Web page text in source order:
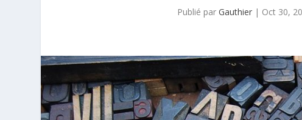
Publié parGauthier | Oct 30,